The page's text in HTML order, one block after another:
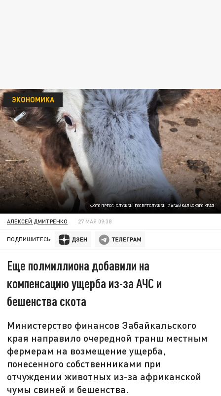
ФОТО ПРЕСС-СЛУЖБЫ ГОСВЕТСЛУЖБЫ ЗАБАЙКАЛЬСКОГО КРАЯ
ЭКОНОМИКА
АЛЕКСЕЙ ДМИТРЕНКО 27 МАЯ 09:38
ПОДПИШИТЕСЬ:
Еще полмиллиона добавили на
компенсацию ущерба из-за АЧС и
бешенства скота
Министерство финансов Забайкальского
края направило очередной транш местным
фермерам на возмещение ущерба,
понесенного собственниками при
отчуждении животных из-за африканской
чумы свиней и бешенства.